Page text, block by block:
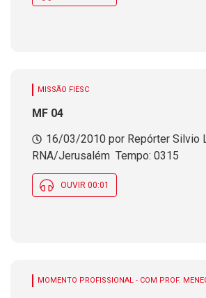
MISSÃO FIESC
MF 04
16/03/2010 por Repórter Silvio
RNA/Jerusalém  Tempo: 0315
OUVIR 00:01
MOMENTO PROFISSIONAL - COM PROF.